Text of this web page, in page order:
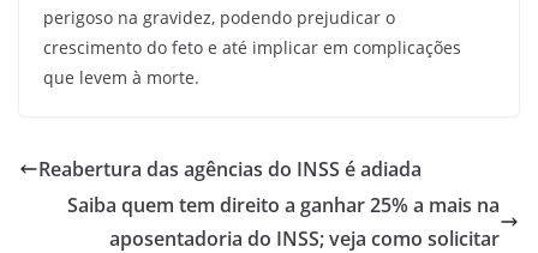
perigoso na gravidez, podendo prejudicar o
crescimento do feto e até implicar em complicações
que levem à morte.
Reabertura das agências do INSS é adiada
Saiba quem tem direito a ganhar 25% a mais na
aposentadoria do INSS; veja como solicitar